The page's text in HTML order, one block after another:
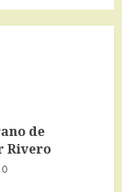
de
Rivero
0